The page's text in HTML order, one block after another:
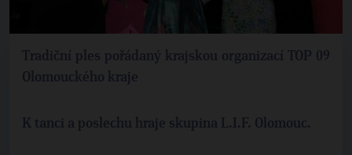
Tradiční ples pořádaný krajskou organizací TOP 09
Olomouckého kraje
K tanci a poslechu hraje skupina L.I.F. Olomouc.